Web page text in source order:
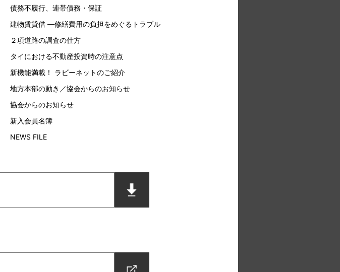
債務不履行、連帯債務・保証
建物賃貸借 ―修繕費用の負担をめぐるトラブル
２項道路の調査の仕方
タイにおける不動産投資時の注意点
新機能満載！ ラビーネットのご紹介
地方本部の動き／協会からのお知らせ
協会からのお知らせ
新入会員名簿
NEWS FILE